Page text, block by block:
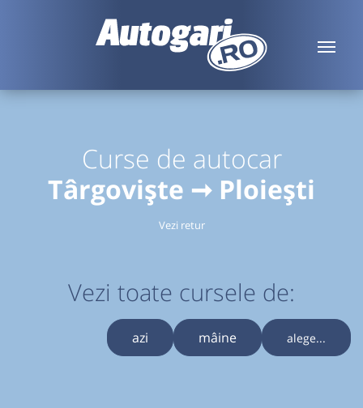
Curse de autocar
Târgoviște ➞ Ploiești
Vezi retur
Vezi toate cursele de:
azi mâine alege...